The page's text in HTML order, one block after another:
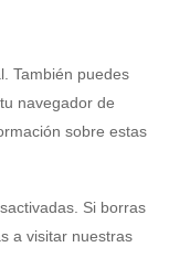
También puedes
navegador de
sobre estas
Si borras
a visitar nuestras